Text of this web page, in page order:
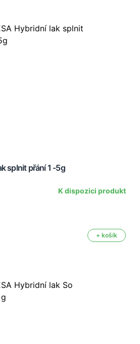
splnit přání 1 -5g
K dispozici produkt
+ košík